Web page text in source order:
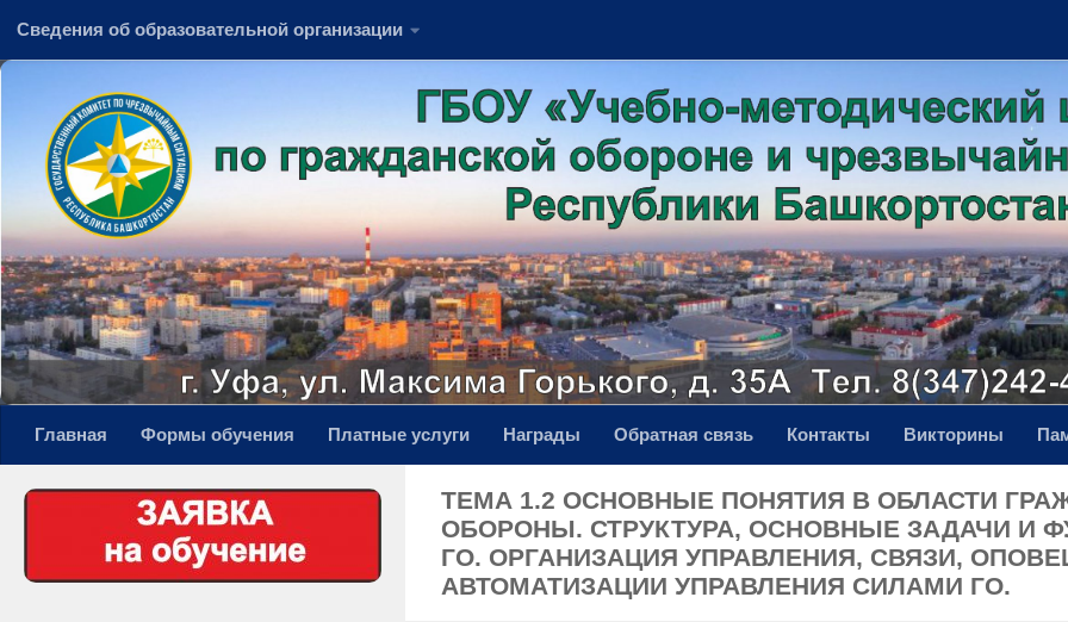
Перейти к содержимому
Сведения об образовательной организации
Главная Формы обучения Платные услуги Награды Обратная связь Контакты Викторины
ТЕМА 1.2 ОСНОВНЫЕ ПОНЯТИЯ В ОБЛАСТИ
ОБОРОНЫ. СТРУКТУРА, ОСНОВНЫЕ ЗАДАЧИ И
ГО. ОРГАНИЗАЦИЯ УПРАВЛЕНИЯ, СВЯЗИ,
АВТОМАТИЗАЦИИ УПРАВЛЕНИЯ СИЛАМИ ГО.